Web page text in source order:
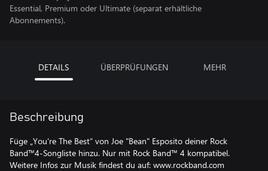
Essential, Premium oder Ultimate (separat erhältliche
Abonnements).
DETAILS ÜBERPRÜFUNGEN MEHR
Beschreibung
Füge „You're The Best“ von Joe "Bean" Esposito deiner Rock
Band™4-Songliste hinzu. Nur mit Rock Band™ 4 kompatibel.
Weitere Infos zur Musik findest du auf: www.rockband.com